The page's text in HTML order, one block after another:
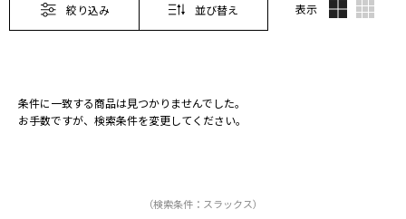
絞り込み 並び替え 表示
条件に一致する商品は見つかりませんでした。
お手数ですが、検索条件を変更してください。
（検索条件：スラックス）